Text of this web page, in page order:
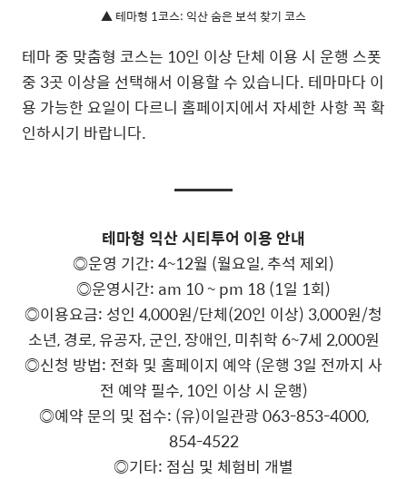
▲ 테마형 1코스: 익산 숨은 보석 찾기 코스
테마 중 맞춤형 코스는 10인 이상 단체 이용 시 운행 스폿
중 3곳 이상을 선택해서 이용할 수 있습니다. 테마마다 이
용 가능한 요일이 다르니 홈페이지에서 자세한 사항 꼭 확
인하시기 바랍니다.
테마형 익산 시티투어 이용 안내
◎운영 기간: 4~12월 (월요일, 추석 제외)
◎운영시간: am 10 ~ pm 18 (1일 1회)
◎이용요금: 성인 4,000원/단체(20인 이상) 3,000원/청
소년, 경로, 유공자, 군인, 장애인, 미취학 6~7세 2,000원
◎신청 방법: 전화 및 홈페이지 예약 (운행 3일 전까지 사
전 예약 필수, 10인 이상 시 운행)
◎예약 문의 및 접수: (유)이일관광 063-853-4000,
854-4522
◎기타: 점심 및 체험비 개별